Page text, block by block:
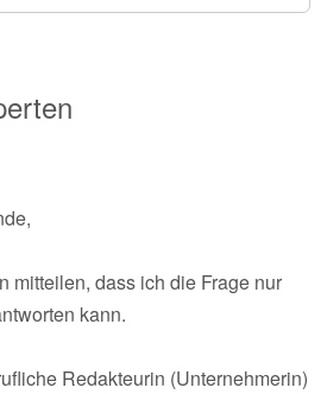
mitteilen, dass ich die Frage nur
kann.
Redakteurin (Unternehmerin)